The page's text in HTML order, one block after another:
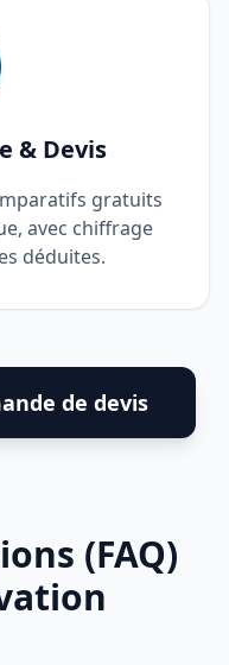
& Devis
gratuits
avec chiffrage
déduites.
de devis
(FAQ)